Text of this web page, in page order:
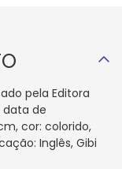
pela Editora
data de
cor: colorido,
Inglês, Gibi